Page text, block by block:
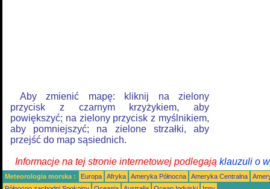
Aby zmienić mapę: kliknij na zielony
przycisk z czarnym krzyżykiem, aby
powiększyć; na zielony przycisk z myślnikiem,
aby pomniejszyć; na zielone strzałki, aby
przejść do map sąsiednich.
Informacje na tej stronie internetowej podlegają klauzuli o
Meteorologia morska : Europa Afryka Ameryka Północna Ameryka Centralna